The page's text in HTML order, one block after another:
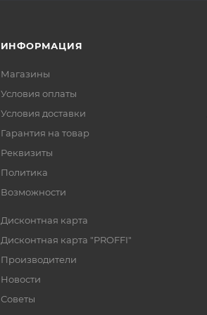
ИНФОРМАЦИЯ
Магазины
Условия оплаты
Условия доставки
Гарантия на товар
Реквизиты
Политика
Возможности
Дисконтная карта
Дисконтная карта "PROFFI"
Производители
Новости
Советы